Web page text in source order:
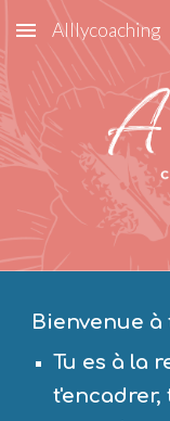
Skip to main content
Alllycoaching
Bienvenue à
Tu es à la
t'encadrer,